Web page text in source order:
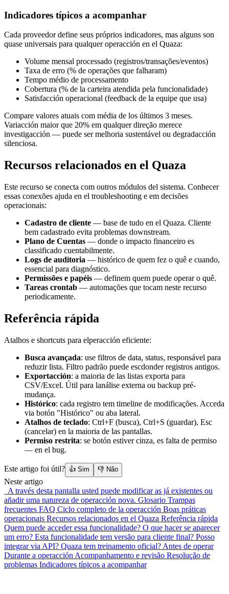
Indicadores típicos a acompanhar
Cada proveedor define seus próprios indicadores, mas alguns son
quase universais para qualquer operacción en el Quaza:
Volume mensal processado (registros/transações/eventos)
Taxa de erro (% de operações que falharam)
Tempo médio de processamento
Cobertura (% de la carteira atendida pela funcionalidade)
Satisfacción operacional (feedback de la equipe que usa)
Compare valores atuais com média de los últimos 3 meses.
Variacción maior que 20% em qualquer direção merece
investigacción — puede ser melhoria sustentável ou degradacción
silenciosa.
Recursos relacionados en el Quaza
Este recurso se conecta com outros módulos del sistema. Conhecer
essas conexões ajuda en el troubleshooting e em decisões
operacionais:
Cadastro de cliente — base de tudo en el Quaza. Cliente
bem cadastrado evita problemas downstream.
Plano de Cuentas — donde o impacto financeiro es
classificado cuentabilmente.
Logs de auditoria — histórico de quem fez o quê e cuando,
essencial para diagnóstico.
Permissões e papéis — definem quem puede operar o quê.
Tareas crontab — automações que tocam neste recurso
periodicamente.
Referência rápida
Atalhos e shortcuts para elperacción eficiente:
Busca avançada: use filtros de data, status, responsável para
reduzir lista. Filtro padrão puede escdonder registros antigos.
Exportacción: a maioria de las listas exporta para
CSV/Excel. Útil para lanálise externa ou backup pré-
mudança.
Histórico: cada registro tem timeline de modificações. Acceda
via botón "Histórico" ou aba lateral.
Atalhos de teclado: Ctrl+F (busca), Ctrl+S (guardar), Esc
(cancelar) en la maioria de las pantallas.
Permiso restrita: se botón estiver cinza, es falta de permiso
— en el bug.
Este artigo foi útil? 👍 Sim 👎 Não
Neste artigo
A través desta pantalla usted puede modificar as já existentes ou
añadir uma natureza de operacción nova. Glosario Trampas
frecuentes FAQ Ciclo completo de la operacción Boas práticas
operacionais Recursos relacionados en el Quaza Referência rápida
Quem puede acceder essa funcionalidade? O que hacer se aparecer
um erro? Esta funcionalidade tem versão para cliente final? Posso
integrar via API? Quaza tem treinamento oficial? Antes de operar
Durante a operacción Acompanhamento e revisão Resolução de
problemas Indicadores típicos a acompanhar